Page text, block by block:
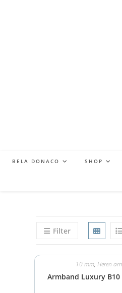
BELA DONACO SHOP
Filter
10 mm,Heren
Armband Luxury